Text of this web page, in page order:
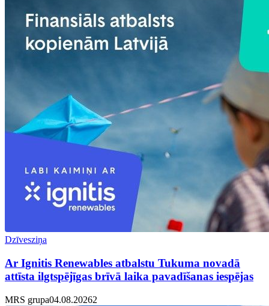
Dzīvesziņa
Ar Ignitis Renewables atbalstu Tukuma novadā
attīsta ilgtspējīgas brīvā laika pavadīšanas iespējas
MRS grupa04.08.20262